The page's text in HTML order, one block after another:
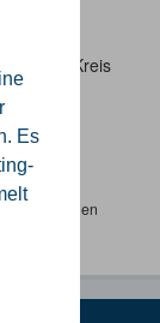
Es
im Kreis
bitte an einen